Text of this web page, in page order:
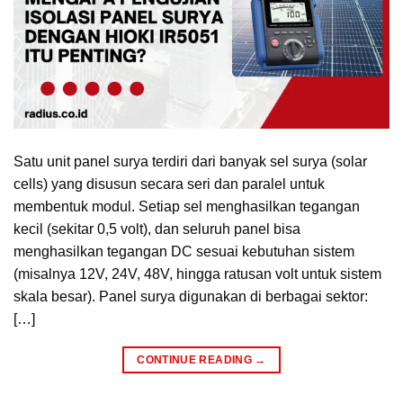
Satu unit panel surya terdiri dari banyak sel surya (solar
cells) yang disusun secara seri dan paralel untuk
membentuk modul. Setiap sel menghasilkan tegangan
kecil (sekitar 0,5 volt), dan seluruh panel bisa
menghasilkan tegangan DC sesuai kebutuhan sistem
(misalnya 12V, 24V, 48V, hingga ratusan volt untuk sistem
skala besar). Panel surya digunakan di berbagai sektor:
[…]
CONTINUE READING →